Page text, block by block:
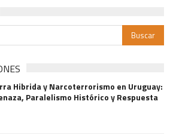
Hibrida y Narcoterrorismo en Uruguay:
Paralelismo Histórico y Respuesta